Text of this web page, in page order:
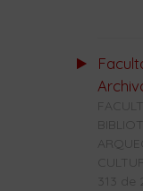
313 de